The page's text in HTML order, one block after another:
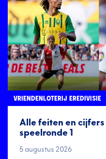
Alle feiten en
speelronde 1
VRIENDENLOTERIJ EREDIVISIE
5 augustus 2026